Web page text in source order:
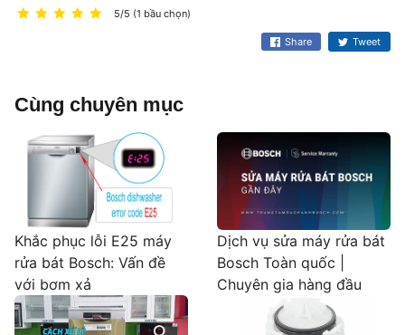
5/5 (1 bầu chọn)
Share Tweet
Cùng chuyên mục
Khắc phục lỗi E25 máy
rửa bát Bosch: Vấn đề
với bơm xả
Dịch vụ sửa máy rửa bát
Bosch Toàn quốc |
Chuyên gia hàng đầu